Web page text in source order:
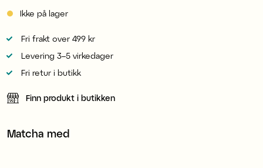
Ikke på lager
Fri frakt over 499 kr
Levering 3–5 virkedager
Fri retur i butikk
Finn produkt i butikken
Matcha med